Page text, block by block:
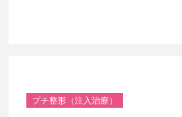
プチ整形（注入治療）